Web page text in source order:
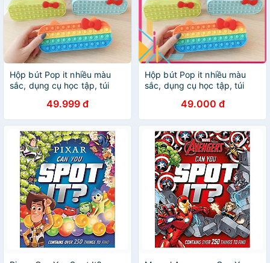
Hộp bút Pop it nhiều màu
sắc, dụng cụ học tập, túi
49.999 đ
Hộp bút Pop it nhiều màu
sắc, dụng cụ học tập, túi
49.000 đ